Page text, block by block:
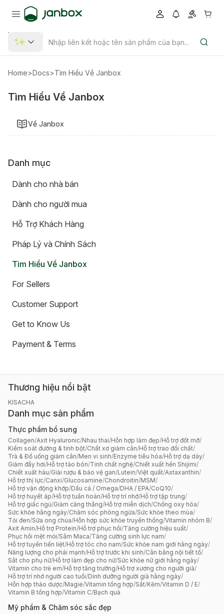
Home>Docs>Tìm Hiểu Về Janbox
Danh mục
Dành cho nhà bán
Dành cho người mua
Hỗ Trợ Khách Hàng
Pháp Lý và Chính Sách
Tìm Hiểu Về Janbox
For Sellers
Customer Support
Get to Know Us
Payment & Terms
Tìm Hiểu Về Janbox
Về Janbox
Thương hiệu nổi bật
KISACHA
Danh mục sản phẩm
Thực phẩm bổ sung
Collagen/Axit Hyaluronic/Nhau thai/Hỗn hợp làm đẹp/Hỗ trợ đốt mỡ/
Kiểm soát đường & tinh bột/Chất xơ giảm cân/Hỗ trợ trao đổi chất/
Trà & Đồ uống giảm cân/Men vi sinh/Enzyme tiêu hóa/Hỗ trợ dạ dày/
Giảm đầy hơi/Hỗ trợ táo bón/Tinh chất nghệ/Chiết xuất hến Shijimi/
Chiết xuất hàu/Giải rượu & bảo vệ gan/Lutein/Việt quất/Astaxanthin/
Hỗ trợ thị lực/Canxi/Glucosamine/Chondroitin/MSM/
Hỗ trợ vận động khớp/Dầu cá / Omega/DHA / EPA/CoQ10/
Hỗ trợ huyết áp/Hỗ trợ tuần hoàn/Hỗ trợ trí nhớ/Hỗ trợ tập trung/
Hỗ trợ giấc ngủ/Giảm căng thẳng/Hỗ trợ miễn dịch/Chống oxy hóa/
Sức khỏe hằng ngày/Chăm sóc phòng ngừa/Sức khỏe theo mùa/
Tỏi đen/Sữa ong chúa/Hỗn hợp sức khỏe truyền thống/Vitamin nhóm B/
Axit Amin/Hỗ trợ Protein/Hỗ trợ phục hồi/Tăng cường hiệu suất/
Phục hồi mệt mỏi/Sâm Maca/Tăng cường sinh lực nam/
Hỗ trợ tuyến tiền liệt/Hỗ trợ tóc cho nam/Sức khỏe nam giới hằng ngày/
Năng lượng cho phái mạnh/Hỗ trợ trước khi sinh/Cân bằng nội tiết tố/
Sắt cho phụ nữ/Hỗ trợ làm đẹp cho nữ/Sức khỏe nữ giới hằng ngày/
Vitamin cho trẻ em/Hỗ trợ tăng trưởng/Hỗ trợ xương cho người già/
Hỗ trợ trí nhớ người cao tuổi/Dinh dưỡng người già hằng ngày/
Hỗn hợp thảo dược/Magie/Vitamin tổng hợp/Sắt/Kẽm/Vitamin D / E/
Vitamin B tổng hợp/Vitamin C/Bạch quả
Mỹ phẩm & Chăm sóc sắc đẹp